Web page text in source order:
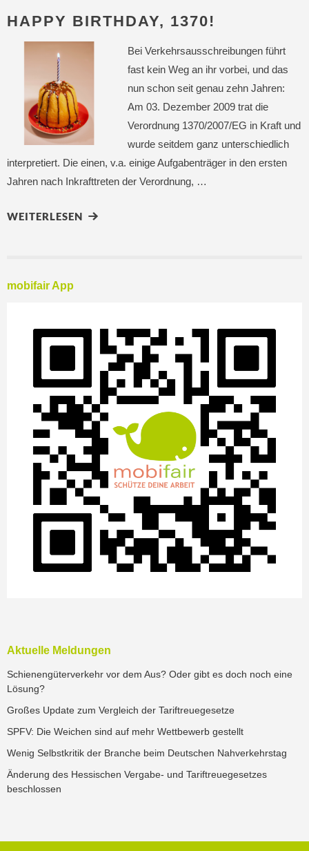
HAPPY BIRTHDAY, 1370!
Bei Verkehrsausschreibungen führt
fast kein Weg an ihr vorbei, und das
nun schon seit genau zehn Jahren:
Am 03. Dezember 2009 trat die
Verordnung 1370/2007/EG in Kraft und
wurde seitdem ganz unterschiedlich
interpretiert. Die einen, v.a. einige Aufgabenträger in den ersten
Jahren nach Inkrafttreten der Verordnung, …
WEITERLESEN
mobifair App
Aktuelle Meldungen
Schienengüterverkehr vor dem Aus? Oder gibt es doch noch eine
Lösung?
Großes Update zum Vergleich der Tariftreuegesetze
SPFV: Die Weichen sind auf mehr Wettbewerb gestellt
Wenig Selbstkritik der Branche beim Deutschen Nahverkehrstag
Änderung des Hessischen Vergabe- und Tariftreuegesetzes
beschlossen